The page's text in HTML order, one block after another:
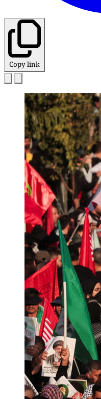
Copy link